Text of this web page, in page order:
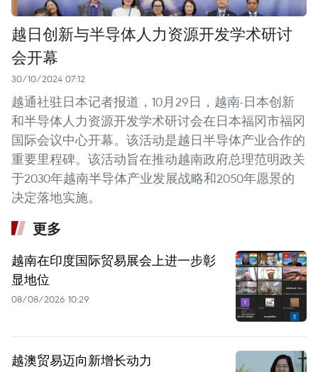
越日创新与半导体人力资源开发学术研讨
会开幕
30/10/2024 07:12
越通社驻日本记者报道，10月29日，越南-日本创新
和半导体人力资源开发学术研讨会在日本福冈市福冈
国际会议中心开幕。该活动是越日半导体产业合作的
重要里程碑。该活动旨在推动越南政府总理范明政关
于2030年越南半导体产业发展战略和2050年愿景的
决定落地实施。
更多
越南在印度国际贸易展会上进一步彰
显地位
08/08/2026 10:29
越澳贸易迈向新增长动力